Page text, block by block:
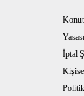
Yasası
İptal